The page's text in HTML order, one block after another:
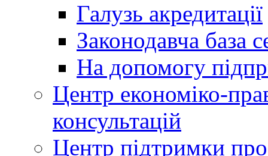
Галузь акредитації
Законодавча база
На допомогу
Центр економіко-
консультацій
Центр підтримки